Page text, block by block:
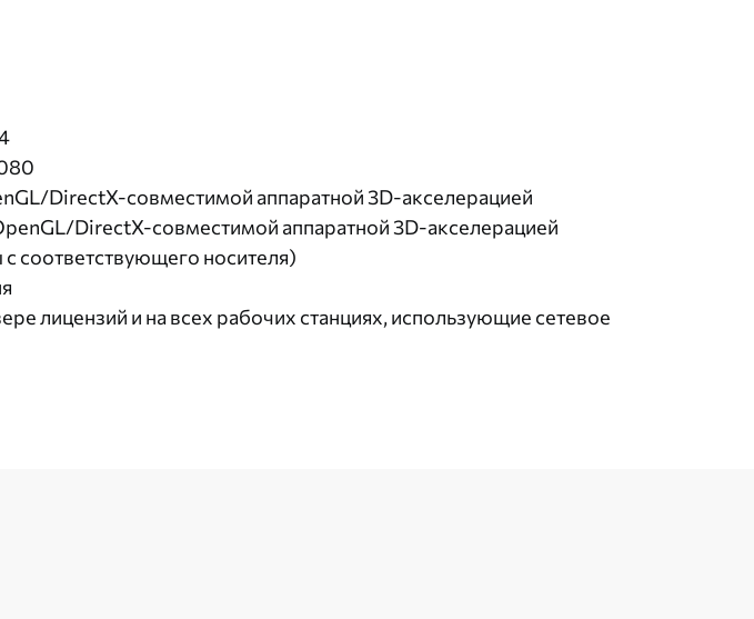
DirectX-совместимой аппаратной 3D-акселерацией
DirectX-совместимой аппаратной 3D-акселерацией
соответствующего носителя)
лицензий и на всех рабочих станциях, использующие сетевое